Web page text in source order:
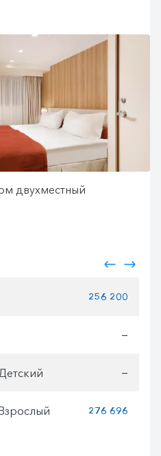
двухместный
256 200
—
—
276 696